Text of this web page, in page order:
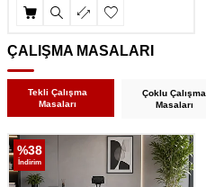
ÇALIŞMA MASALARI
Tekli Çalışma
Masaları
Çoklu Çalışma
Masaları
%38
İndirim